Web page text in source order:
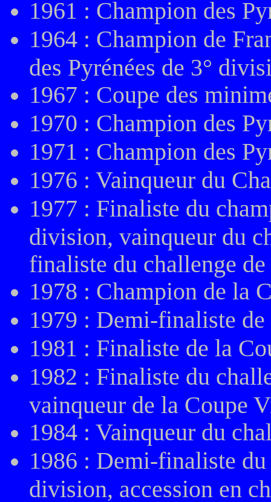
1961 : Champion des
1964 : Champion de
des Pyrénées de 3°
1967 : Coupe des
1970 : Champion des
1971 : Champion des
1976 : Vainqueur du
1977 : Finaliste du
division, vainqueur du
finaliste du challenge
1978 : Champion de la
1979 : Demi-finaliste
1981 : Finaliste de la
1982 : Finaliste du
vainqueur de la Coupe
1984 : Vainqueur du
1986 : Demi-finaliste du
division, accession en